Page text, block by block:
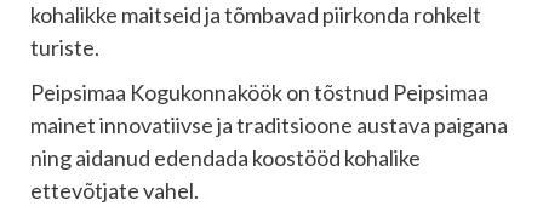
kohalikke maitseid ja tõmbavad piirkonda rohkelt
turiste.
Peipsimaa Kogukonnaköök on tõstnud Peipsimaa
mainet innovatiivse ja traditsioone austava paigana
ning aidanud edendada koostööd kohalike
ettevõtjate vahel.